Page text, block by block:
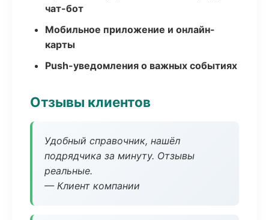
чат-бот
Мобильное приложение и онлайн-
карты
Push-уведомления о важных событиях
Отзывы клиентов
Удобный справочник, нашёл
подрядчика за минуту. Отзывы
реальные.
— Клиент компании